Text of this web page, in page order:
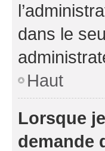
dans le
Haut
Lorsque
demande